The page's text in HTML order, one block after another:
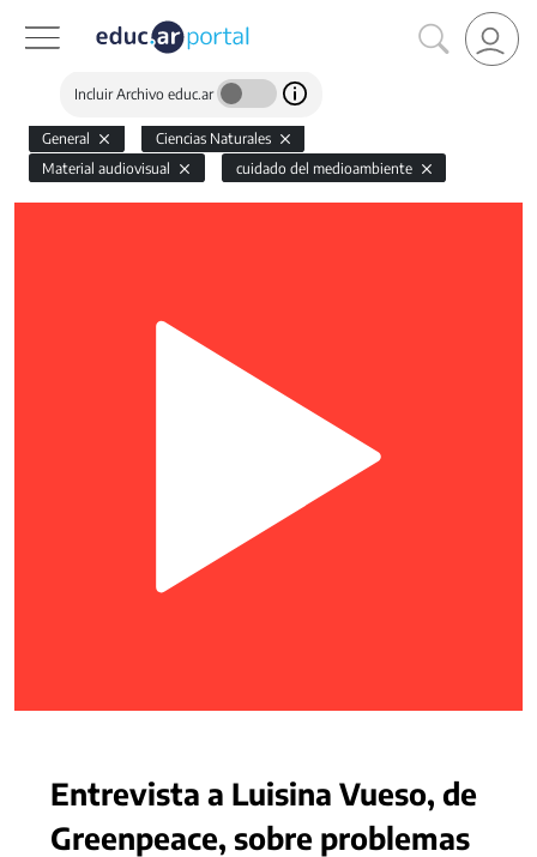
Incluir Archivo educ.ar
General
Ciencias Naturales
Material audiovisual
cuidado del medioambiente
Entrevista a Luisina Vueso, de
Greenpeace, sobre problemas